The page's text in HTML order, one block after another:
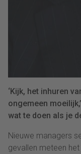
‘Kijk, het inhuren
ongemeen
wat te doen als je
Nieuwe managers
gevallen meteen